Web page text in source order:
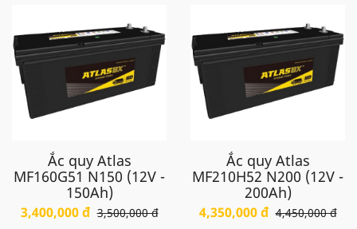
Ắc quy Atlas
MF160G51 N150 (12V -
150Ah)
3,400,000 đ 3,500,000 đ
Ắc quy Atlas
MF210H52 N200 (12V -
200Ah)
4,350,000 đ 4,450,000 đ